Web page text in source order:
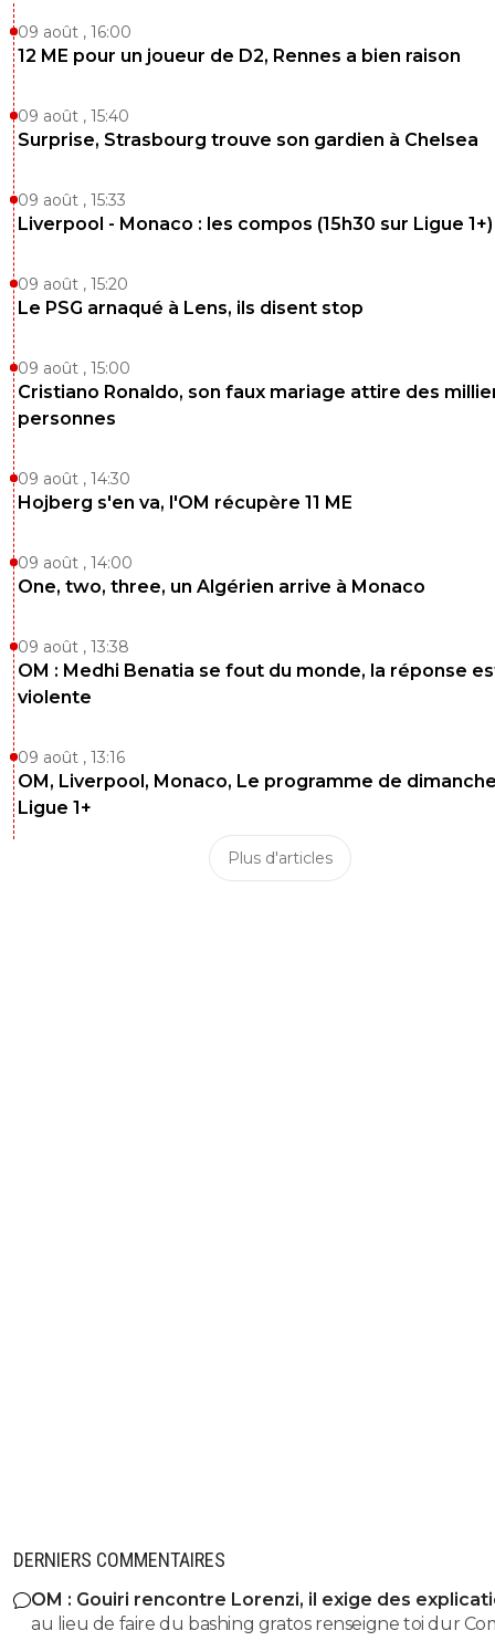
09 août , 16:00
12 ME pour un joueur de D2, Rennes a bien raison
09 août , 15:40
Surprise, Strasbourg trouve son gardien à Chelsea
09 août , 15:33
Liverpool - Monaco : les compos (15h30 sur Ligue 1+)
09 août , 15:20
Le PSG arnaqué à Lens, ils disent stop
09 août , 15:00
Cristiano Ronaldo, son faux mariage attire des
personnes
09 août , 14:30
Hojberg s'en va, l'OM récupère 11 ME
09 août , 14:00
One, two, three, un Algérien arrive à Monaco
09 août , 13:38
OM : Medhi Benatia se fout du monde, la réponse
violente
09 août , 13:16
OM, Liverpool, Monaco, Le programme de
Ligue 1+
Plus d'articles
DERNIERS COMMENTAIRES
OM : Gouiri rencontre Lorenzi, il exige des
au lieu de faire du bashing gratos renseigne toi dur